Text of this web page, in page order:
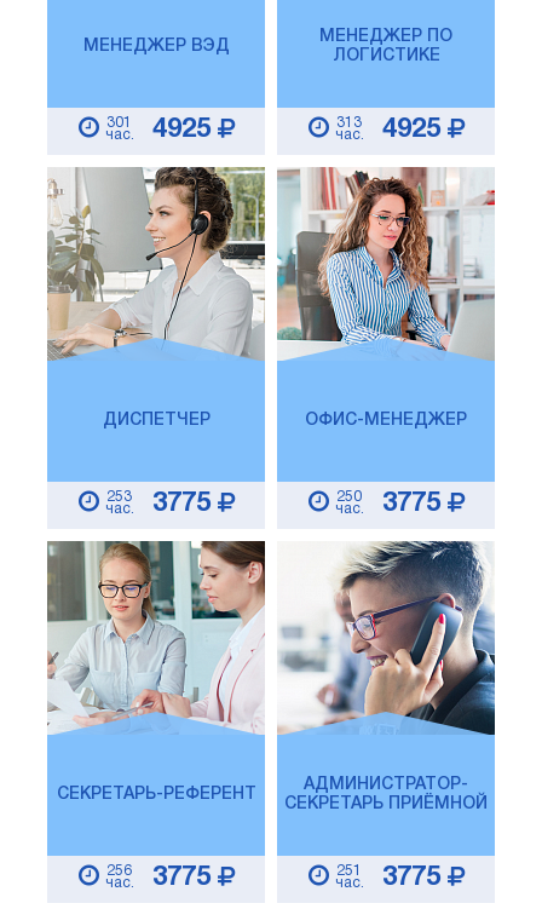
МЕНЕДЖЕР ВЭД
301
час.
4925
МЕНЕДЖЕР ПО
ЛОГИСТИКЕ
313
час.
4925
ДИСПЕТЧЕР
253
час.
3775
ОФИС-МЕНЕДЖЕР
250
час.
3775
СЕКРЕТАРЬ-РЕФЕРЕНТ
256
час.
3775
АДМИНИСТРАТОР-
СЕКРЕТАРЬ ПРИЁМНОЙ
251
час.
3775